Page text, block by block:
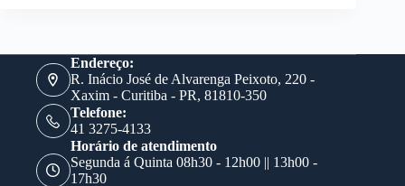
Endereço:
R. Inácio José de Alvarenga Peixoto, 220 -
Xaxim - Curitiba - PR, 81810-350
Telefone:
41 3275-4133
Horário de atendimento
Segunda á Quinta 08h30 - 12h00 || 13h00 -
17h30